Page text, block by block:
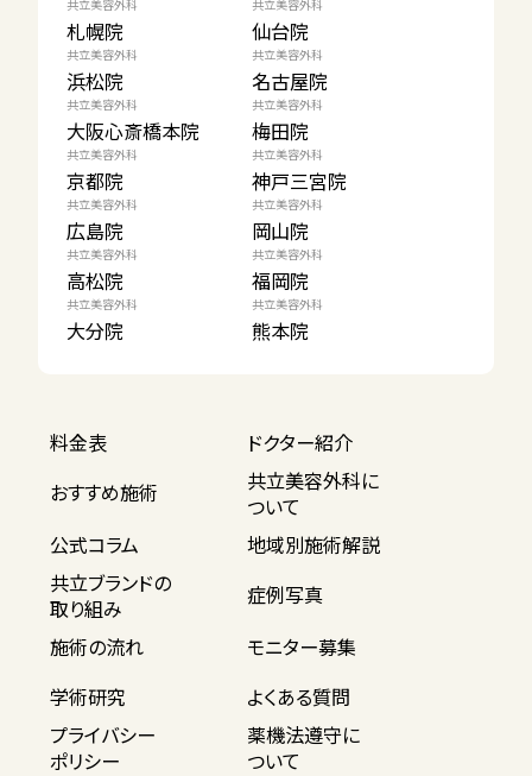
共立美容外科
札幌院
共立美容外科
仙台院
共立美容外科
浜松院
共立美容外科
名古屋院
共立美容外科
大阪心斎橋本院
共立美容外科
梅田院
共立美容外科
京都院
共立美容外科
神戸三宮院
共立美容外科
広島院
共立美容外科
岡山院
共立美容外科
高松院
共立美容外科
福岡院
共立美容外科
大分院
共立美容外科
熊本院
料金表
ドクター紹介
おすすめ施術
共立美容外科に
ついて
公式コラム
地域別施術解説
共立ブランドの
取り組み
症例写真
施術の流れ
モニター募集
学術研究
よくある質問
プライバシー
ポリシー
薬機法遵守に
ついて